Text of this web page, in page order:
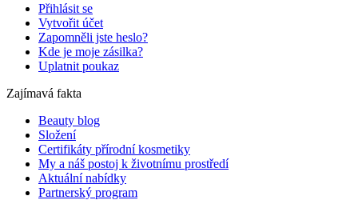
Přihlásit se
Vytvořit účet
Zapomněli jste heslo?
Kde je moje zásilka?
Uplatnit poukaz
Zajímavá fakta
Beauty blog
Složení
Certifikáty přírodní kosmetiky
My a náš postoj k životnímu prostředí
Aktuální nabídky
Partnerský program